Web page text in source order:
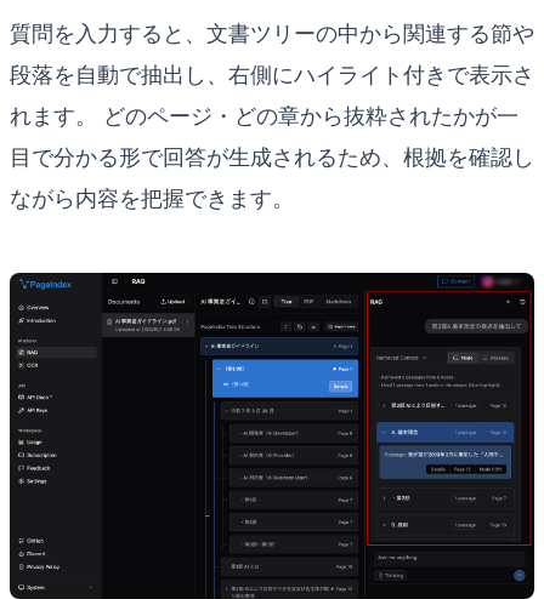
質問を入力すると、文書ツリーの中から関連する節や
段落を自動で抽出し、右側にハイライト付きで表示さ
れます。 どのページ・どの章から抜粋されたかが一
目で分かる形で回答が生成されるため、根拠を確認し
ながら内容を把握できます。